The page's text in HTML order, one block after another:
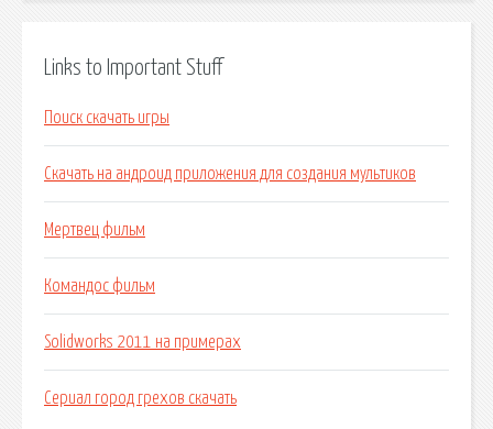
Links to Important Stuff
Поиск скачать игры
Скачать на андроид приложения для создания мультиков
Мертвец фильм
Командос фильм
Solidworks 2011 на примерах
Сериал город грехов скачать